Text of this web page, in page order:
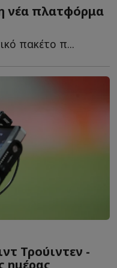
νέα πλατφόρμα
πακέτο π...
Τρούιντεν -
ημέρας